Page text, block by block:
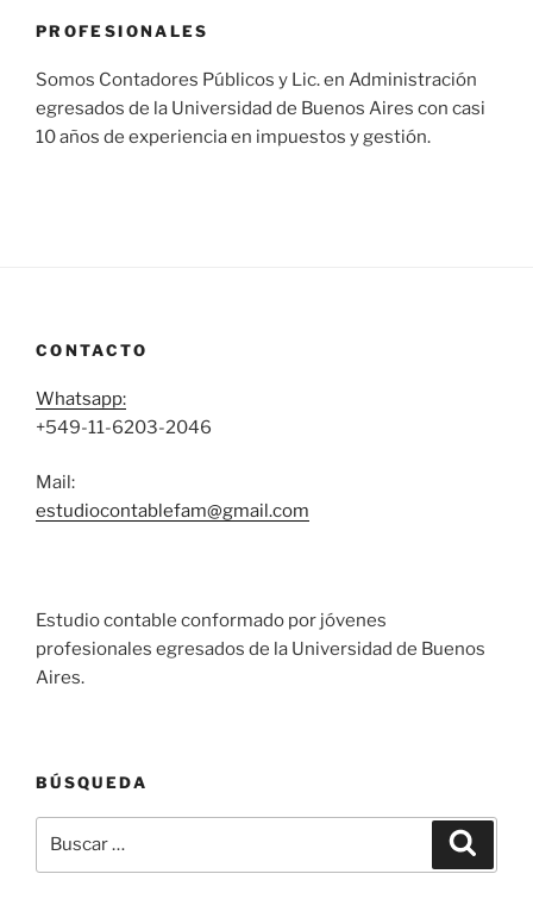
PROFESIONALES
Somos Contadores Públicos y Lic. en Administración
egresados de la Universidad de Buenos Aires con casi
10 años de experiencia en impuestos y gestión.
CONTACTO
Whatsapp:
+549-11-6203-2046
Mail:
estudiocontablefam@gmail.com
Estudio contable conformado por jóvenes
profesionales egresados de la Universidad de Buenos
Aires.
BÚSQUEDA
por: